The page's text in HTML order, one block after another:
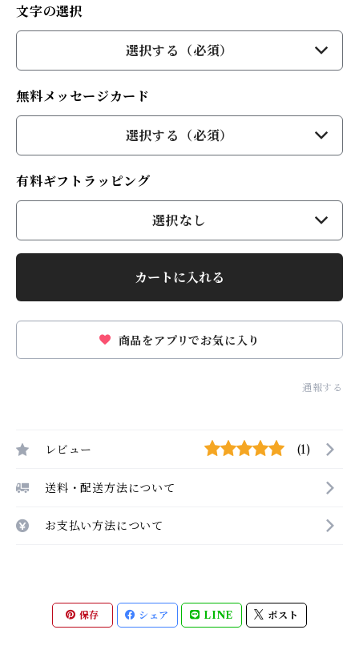
文字の選択
選択する（必須）
無料メッセージカード
選択する（必須）
有料ギフトラッピング
選択なし
カートに入れる
商品をアプリでお気に入り
通報する
レビュー (1)
送料・配送方法について
お支払い方法について
保存 シェア LINE ポスト